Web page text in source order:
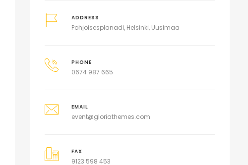
ADDRESS
Pohjoisesplanadi, Helsinki, Uusimaa
PHONE
0674 987 665
EMAIL
event@gloriathemes.com
FAX
9123 598 453